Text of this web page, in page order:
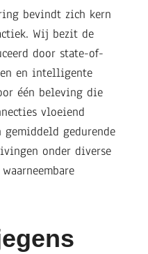
bevindt zich kern
Wij bezit de
door state-of-
en intelligente
één beleving die
vloeiend
gemiddeld gedurende
onder diverse